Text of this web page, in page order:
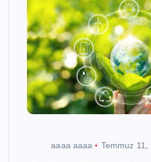
aaaa aaaa Temmuz 11,